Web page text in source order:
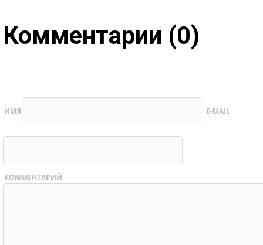
Комментарии (0)
ИМЯ E-MAIL
КОММЕНТАРИЙ